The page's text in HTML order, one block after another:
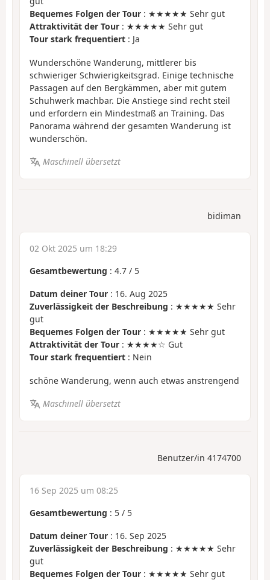
Bequemes Folgen der Tour : ★★★★★ Sehr gut
Attraktivität der Tour : ★★★★★ Sehr gut
Tour stark frequentiert : Ja
Wunderschöne Wanderung, mittlerer bis
schwieriger Schwierigkeitsgrad. Einige technische
Passagen auf den Bergkämmen, aber mit gutem
Schuhwerk machbar. Die Anstiege sind recht steil
und erfordern ein Mindestmaß an Training. Das
Panorama während der gesamten Wanderung ist
wunderschön.
Maschinell übersetzt
bidiman
02 Okt 2025 um 18:29
Gesamtbewertung : 4.7 / 5
Datum deiner Tour : 16. Aug 2025
Zuverlässigkeit der Beschreibung : ★★★★★ Sehr
gut
Bequemes Folgen der Tour : ★★★★★ Sehr gut
Attraktivität der Tour : ★★★★☆ Gut
Tour stark frequentiert : Nein
schöne Wanderung, wenn auch etwas anstrengend
Maschinell übersetzt
Benutzer/in 4174700
16 Sep 2025 um 08:25
Gesamtbewertung : 5 / 5
Datum deiner Tour : 16. Sep 2025
Zuverlässigkeit der Beschreibung : ★★★★★ Sehr
gut
Bequemes Folgen der Tour : ★★★★★ Sehr gut